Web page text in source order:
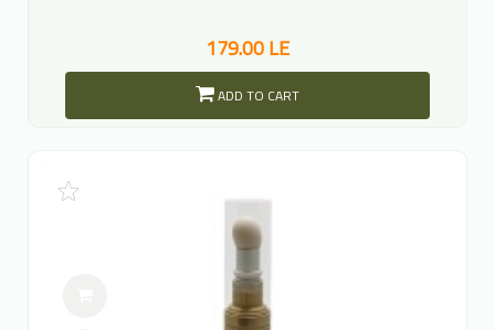
179.00 LE
ADD TO CART